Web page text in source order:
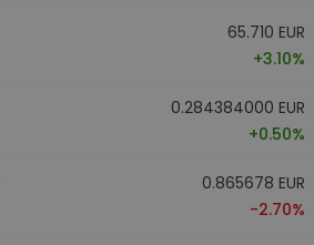
65.710 EUR
+3.10%
0.284384000 EUR
+0.50%
0.865678 EUR
-2.70%